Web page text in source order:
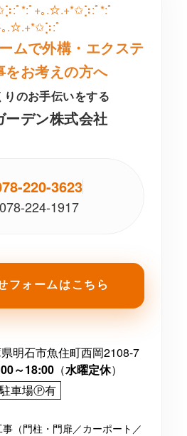
ﾟ*:ﾟ+｡.☆.+*✩⡱:ﾟ*:ﾟ
｡.☆.+*✩⡱:ﾟ
ムで外構・エクステ
をお考えの方へ
りのお手伝いをする
ーデン株式会社
220-3623
078-224-1917
フォームはこちら
明石市魚住町西岡2108-7
～18:00（水曜定休）
駐車場Ⓟ有
（門柱・門扉／カーポート／